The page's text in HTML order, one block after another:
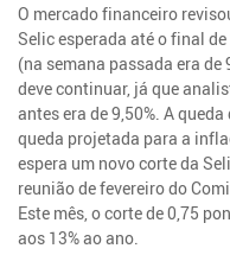
O mercado financeiro
Selic esperada até o final
(na semana passada era de
deve continuar, já que
antes era de 9,50%. A
queda projetada para a
espera um novo corte da
reunião de fevereiro do
Este mês, o corte de 0,75
aos 13% ao ano.